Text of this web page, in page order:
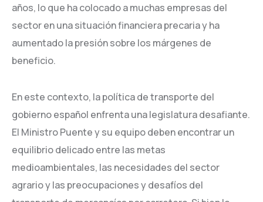
años, lo que ha colocado a muchas empresas del
sector en una situación financiera precaria y ha
aumentado la presión sobre los márgenes de
beneficio.
En este contexto, la política de transporte del
gobierno español enfrenta una legislatura desafiante.
El Ministro Puente y su equipo deben encontrar un
equilibrio delicado entre las metas
medioambientales, las necesidades del sector
agrario y las preocupaciones y desafíos del